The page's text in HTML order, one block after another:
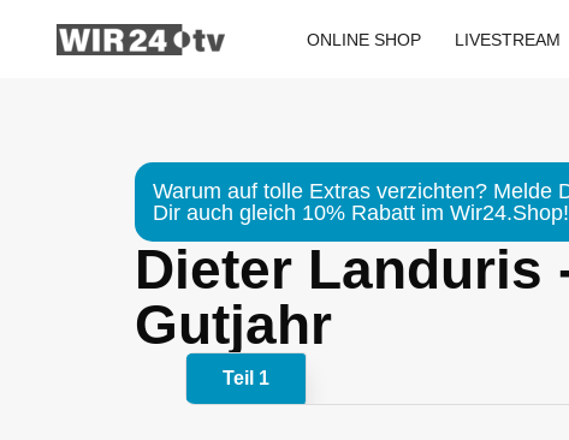
springen
ONLINE SHOP LIVESTREAM
Warum auf tolle Extras verzichten? Melde
Dir auch gleich 10% Rabatt im
Dieter Landuris
Gutjahr
Teil 1